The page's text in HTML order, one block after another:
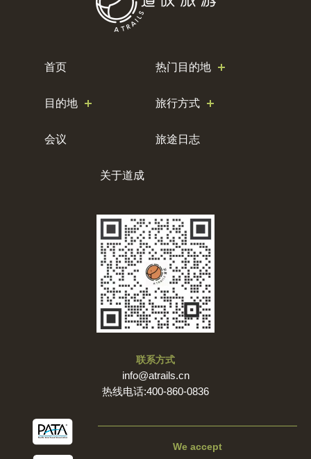
首页 热门目的地
目的地 旅行方式
会议 旅途日志
关于道成
联系方式
info@atrails.cn
热线电话:400-860-0836
We accept